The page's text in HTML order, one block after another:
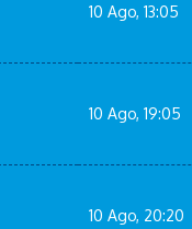
10 Ago, 13:05
10 Ago, 19:05
10 Ago, 20:20